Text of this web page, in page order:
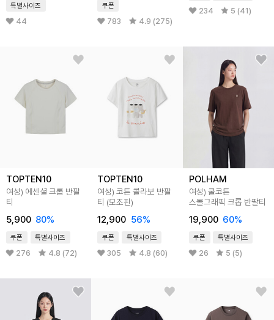
특별사이즈
44
쿠폰
783 4.9 (275)
234 5 (41)
TOPTEN10
여성) 에센셜 크롭 반팔
티
5,900 80%
쿠폰 특별사이즈
276 4.8 (72)
TOPTEN10
여성) 코튼 콜라보 반팔
티 (모조핀)
12,900 56%
쿠폰 특별사이즈
305 4.8 (60)
POLHAM
여성) 쿨코튼
스몰그래픽 크롭 반팔티
19,900 60%
쿠폰 특별사이즈
26 5 (5)